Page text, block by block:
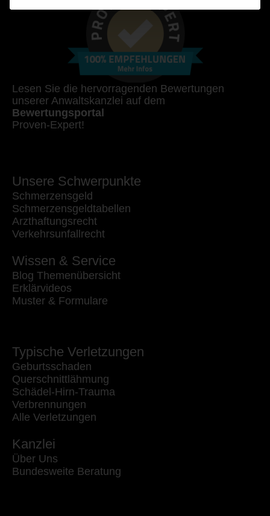
Lesen Sie die hervorragenden Bewertungen
unserer Anwaltskanzlei auf dem
Bewertungsportal
Proven-Expert!
Unsere Schwerpunkte
Schmerzensgeld
Schmerzensgeldtabellen
Arzthaftungsrecht
Verkehrsunfallrecht
Wissen & Service
Blog Themenübersicht
Erklärvideos
Muster & Formulare
Typische Verletzungen
Geburtsschaden
Querschnittlähmung
Schädel-Hirn-Trauma
Verbrennungen
Alle Verletzungen
Kanzlei
Über Uns
Bundesweite Beratung